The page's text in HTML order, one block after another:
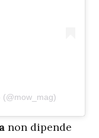
(@mow_mag)
non dipende